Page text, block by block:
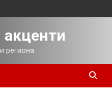
акценти
региона